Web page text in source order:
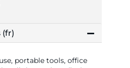
(fr)
portable tools, office